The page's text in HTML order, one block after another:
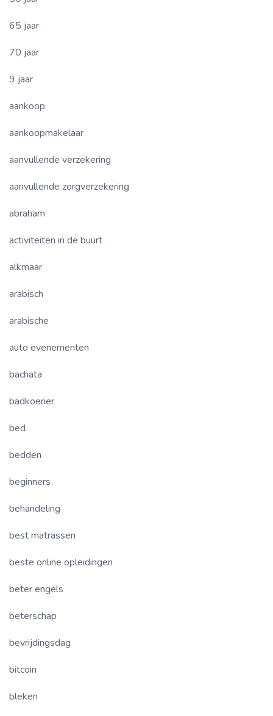
65 jaar
70 jaar
9 jaar
aankoop
aankoopmakelaar
aanvullende verzekering
aanvullende zorgverzekering
abraham
activiteiten in de buurt
alkmaar
arabisch
arabische
auto evenementen
bachata
badkoerier
bed
bedden
beginners
behandeling
best matrassen
beste online opleidingen
beter engels
beterschap
bevrijdingsdag
bitcoin
bleken